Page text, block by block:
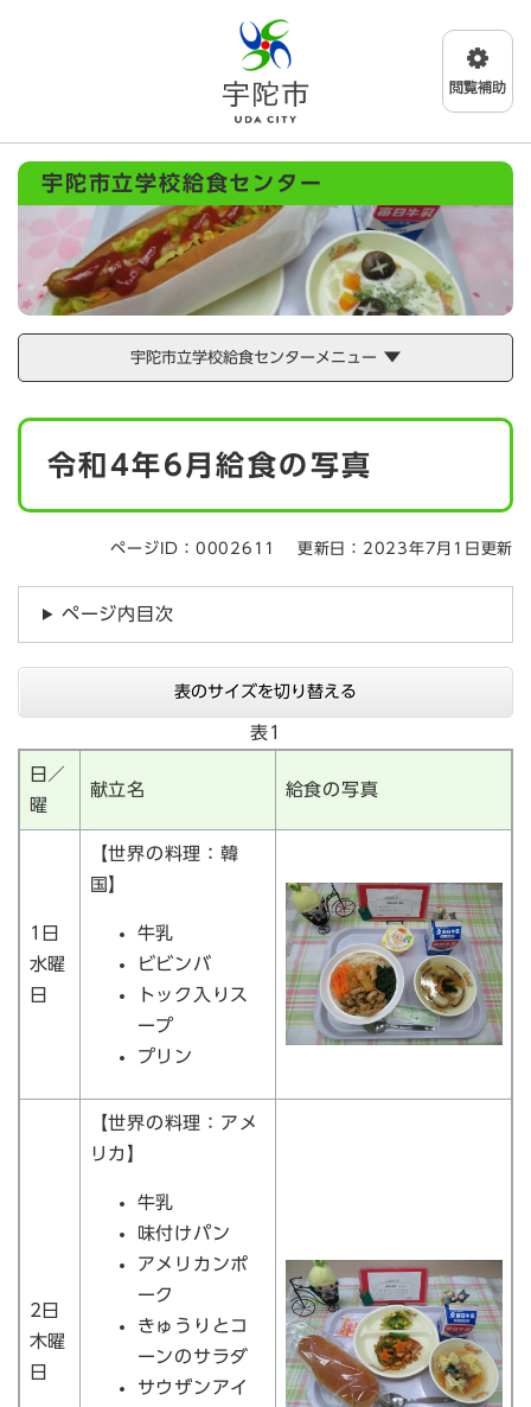
メニューを飛ばして本文へ
宇陀市立学校給食センター
宇陀市立学校給食センターメニュー
本
令和4年6月給食の写真
ページID：0002611 更新日：2023年7月1日更新
ページ内目次
表のサイズを切り替える
表1
日／
曜
献立名 給食の写真
1日
水曜
日
【世界の料理：韓
国】
牛乳
ビビンバ
トック入りス
ープ
プリン
2日
木曜
日
【世界の料理：アメ
リカ】
牛乳
味付けパン
アメリカンポ
ーク
きゅうりとコ
ーンのサラダ
サウザンアイ